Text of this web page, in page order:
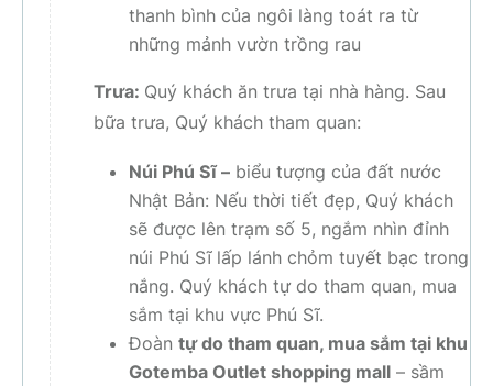
thanh bình của ngôi làng toát ra từ
những mảnh vườn trồng rau
Trưa: Quý khách ăn trưa tại nhà hàng. Sau
bữa trưa, Quý khách tham quan:
Núi Phú Sĩ – biểu tượng của đất nước
Nhật Bản: Nếu thời tiết đẹp, Quý khách
sẽ được lên trạm số 5, ngắm nhìn đỉnh
núi Phú Sĩ lấp lánh chỏm tuyết bạc trong
nắng. Quý khách tự do tham quan, mua
sắm tại khu vực Phú Sĩ.
Đoàn tự do tham quan, mua sắm tại khu
Gotemba Outlet shopping mall – sầm